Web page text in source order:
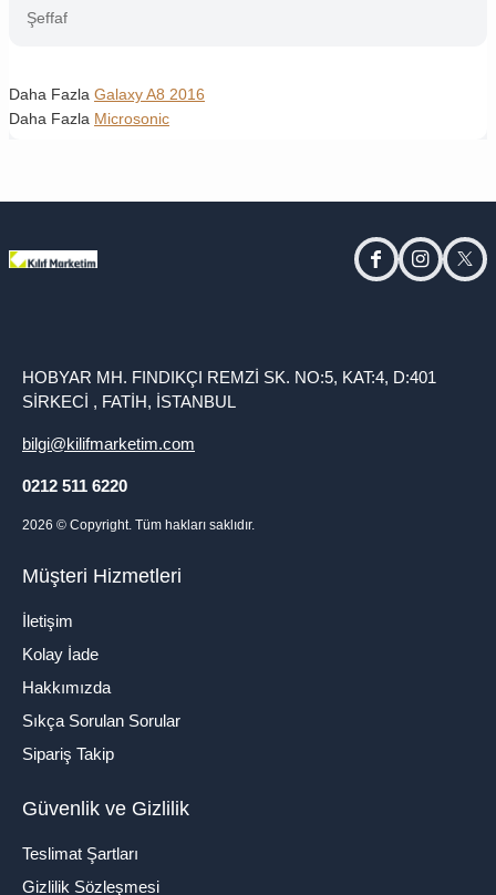
Şeffaf
Daha Fazla Galaxy A8 2016
Daha Fazla Microsonic
facebookinstagram
HOBYAR MH. FINDIKÇI REMZİ SK. NO:5, KAT:4, D:401
SİRKECİ , FATİH, İSTANBUL
bilgi@kilifmarketim.com
0212 511 6220
2026 © Copyright. Tüm hakları saklıdır.
Müşteri Hizmetleri
İletişim
Kolay İade
Hakkımızda
Sıkça Sorulan Sorular
Sipariş Takip
Güvenlik ve Gizlilik
Teslimat Şartları
Gizlilik Sözleşmesi